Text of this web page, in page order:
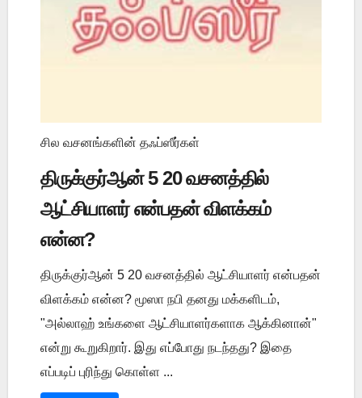
சில வசனங்களின் தஃப்ஸீர்கள்
திருக்குர்ஆன் 5 20 வசனத்தில்
ஆட்சியாளர் என்பதன் விளக்கம்
என்ன?
திருக்குர்ஆன் 5 20 வசனத்தில் ஆட்சியாளர் என்பதன்
விளக்கம் என்ன? மூஸா நபி தனது மக்களிடம்,
"அல்லாஹ் உங்களை ஆட்சியாளர்களாக ஆக்கினான்"
என்று கூறுகிறார். இது எப்போது நடந்தது? இதை
எப்படிப் புரிந்து கொள்ள ...